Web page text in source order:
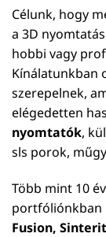
Célunk, hogy
a 3D
hobbi vagy
Kínálatunkban
szerepelnek,
elégedetten
nyomtatók,
sls porok,
Több mint 10
portfóliónkban
Fusion,